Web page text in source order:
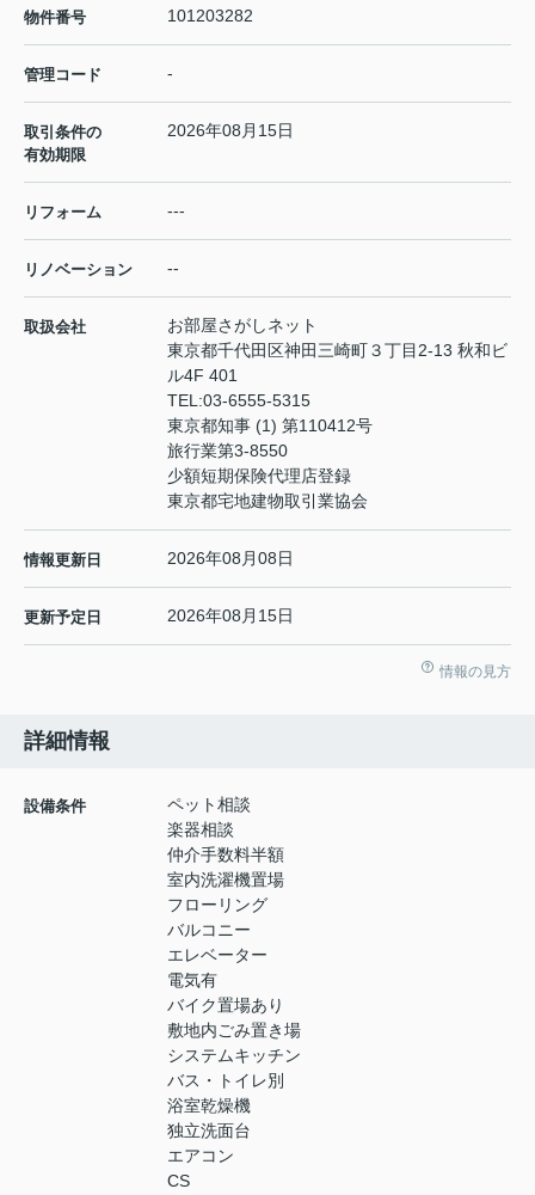
物件番号 101203282
管理コード -
取引条件の
有効期限
2026年08月15日
リフォーム ---
リノベーション --
取扱会社
お部屋さがしネット
東京都千代田区神田三崎町３丁目2-13 秋和ビ
ル4F 401
TEL:03-6555-5315
東京都知事 (1) 第110412号
旅行業第3-8550
少額短期保険代理店登録
東京都宅地建物取引業協会
情報更新日 2026年08月08日
更新予定日 2026年08月15日
情報の見方
詳細情報
設備条件
ペット相談
楽器相談
仲介手数料半額
室内洗濯機置場
フローリング
バルコニー
エレベーター
電気有
バイク置場あり
敷地内ごみ置き場
システムキッチン
バス・トイレ別
浴室乾燥機
独立洗面台
エアコン
CS